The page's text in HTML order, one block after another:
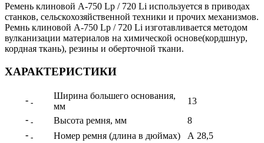
Ремень клиновой А-750 Lp / 720 Li используется в приводах
станков, сельскохозяйственной техники и прочих механизмов.
Ремнь клиновой А-750 Lp / 720 Li изготавливается методом
вулканизации материалов на химической основе(кордшнур,
кордная ткань), резины и оберточной ткани.
ХАРАКТЕРИСТИКИ
- -
Ширина большего основания,
мм
13
- - Высота ремня, мм
8
- - Номер ремня (длина в дюймах)
А 28,5